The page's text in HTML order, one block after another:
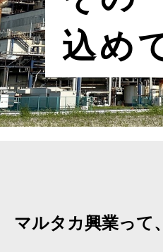
込め
マルタカ興業って